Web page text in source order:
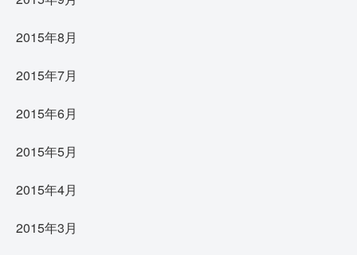
2015年8月
2015年7月
2015年6月
2015年5月
2015年4月
2015年3月